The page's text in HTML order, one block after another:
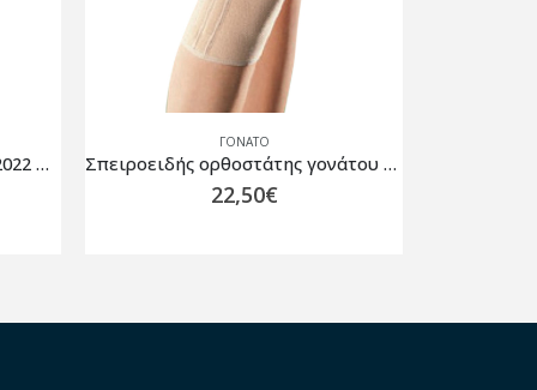
Σπειροειδής ορθοστάτης γονάτου OPPO 3030 Μπεζ
ΓΌΝΑΤΟ
Επιγονατίδα με Σπειροειδείς Μπανέλες και Δακτύλιο Σιλικόνης Thuasne Silistab Genu – Λευκό
49,00€